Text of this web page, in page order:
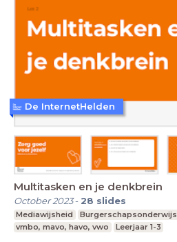
Multitasken en je denkbrein
October 2023- 28 slides
Mediawijsheid Burgerschapsonderwijs
vmbo, mavo, havo, vwo
Leerjaar 1-3
De InternetHelden